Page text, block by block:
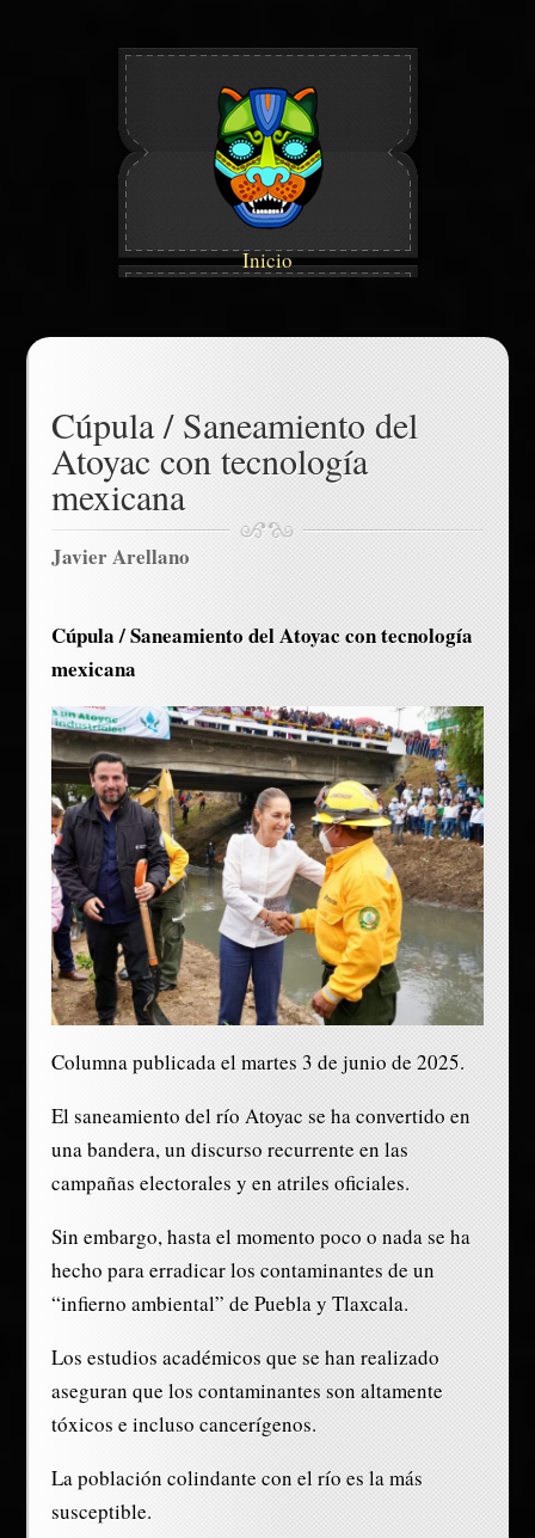
Inicio
Cúpula / Saneamiento del
Atoyac con tecnología
mexicana
Javier Arellano
Cúpula / Saneamiento del Atoyac con tecnología
mexicana
Columna publicada el martes 3 de junio de 2025.
El saneamiento del río Atoyac se ha convertido en
una bandera, un discurso recurrente en las
campañas electorales y en atriles oficiales.
Sin embargo, hasta el momento poco o nada se ha
hecho para erradicar los contaminantes de un
“infierno ambiental” de Puebla y Tlaxcala.
Los estudios académicos que se han realizado
aseguran que los contaminantes son altamente
tóxicos e incluso cancerígenos.
La población colindante con el río es la más
susceptible.